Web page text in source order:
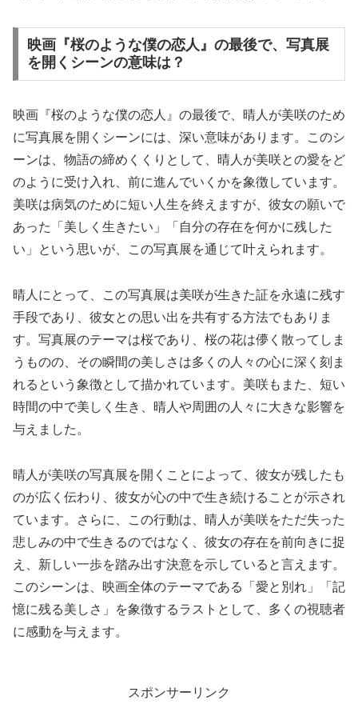
映画『桜のような僕の恋人』の最後で、写真展
を開くシーンの意味は？
映画『桜のような僕の恋人』の最後で、晴人が美咲のため
に写真展を開くシーンには、深い意味があります。このシ
ーンは、物語の締めくくりとして、晴人が美咲との愛をど
のように受け入れ、前に進んでいくかを象徴しています。
美咲は病気のために短い人生を終えますが、彼女の願いで
あった「美しく生きたい」「自分の存在を何かに残した
い」という思いが、この写真展を通じて叶えられます。
晴人にとって、この写真展は美咲が生きた証を永遠に残す
手段であり、彼女との思い出を共有する方法でもありま
す。写真展のテーマは桜であり、桜の花は儚く散ってしま
うものの、その瞬間の美しさは多くの人々の心に深く刻ま
れるという象徴として描かれています。美咲もまた、短い
時間の中で美しく生き、晴人や周囲の人々に大きな影響を
与えました。
晴人が美咲の写真展を開くことによって、彼女が残したも
のが広く伝わり、彼女が心の中で生き続けることが示され
ています。さらに、この行動は、晴人が美咲をただ失った
悲しみの中で生きるのではなく、彼女の存在を前向きに捉
え、新しい一歩を踏み出す決意を示していると言えます。
このシーンは、映画全体のテーマである「愛と別れ」「記
憶に残る美しさ」を象徴するラストとして、多くの視聴者
に感動を与えます。
スポンサーリンク